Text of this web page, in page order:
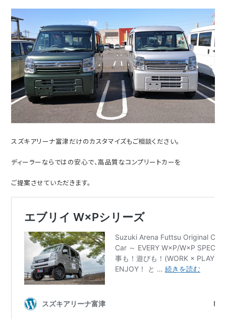
スズキアリーナ富津だけのカスタマイズもご相談ください。
ディーラーならではの安心で、高品質なコンプリートカーを
ご提案させていただきます。